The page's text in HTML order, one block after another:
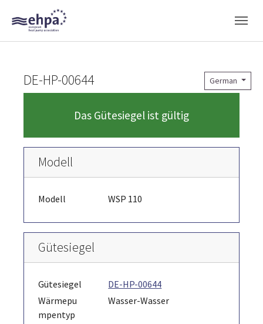
Skip to main navigation
Skip to main content
Skip to page footer
German
DE-HP-00644
Das Gütesiegel ist gültig
Modell
Modell WSP 110
Gütesiegel
Gütesiegel
DE-HP-00644
Wärmepu
mpentyp
Wasser-Wasser